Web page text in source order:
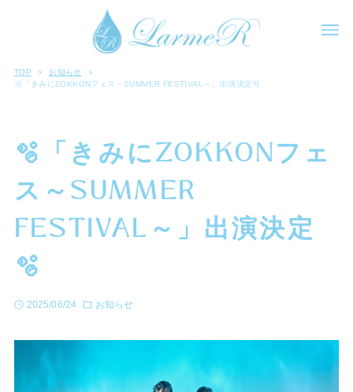
TOP
お知らせ
🫧「きみにZOKKONフェス～SUMMER FESTIVAL～」出演決定🫧
🫧「きみにZOKKONフェ
ス～SUMMER
FESTIVAL～」出演決定
🫧
2025/06/24 お知らせ